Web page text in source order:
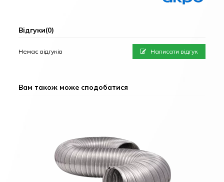
Відгуки(0)
Немає відгуків Написати відгук
Вам також може сподобатися